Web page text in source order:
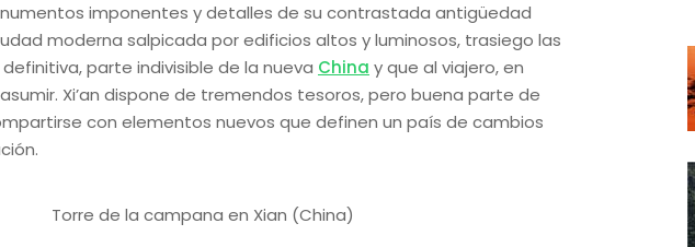
imponentes y detalles de su contrastada antigüedad
moderna salpicada por edificios altos y luminosos, trasiego las
parte indivisible de la nueva China y que al viajero, en
Xi’an dispone de tremendos tesoros, pero buena parte de
con elementos nuevos que definen un país de cambios